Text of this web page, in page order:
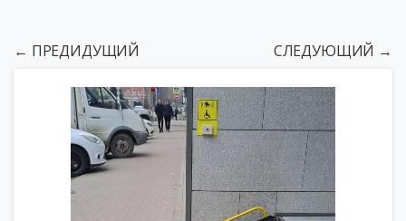
← ПРЕДИДУЩИЙ СЛЕДУЮЩИЙ →